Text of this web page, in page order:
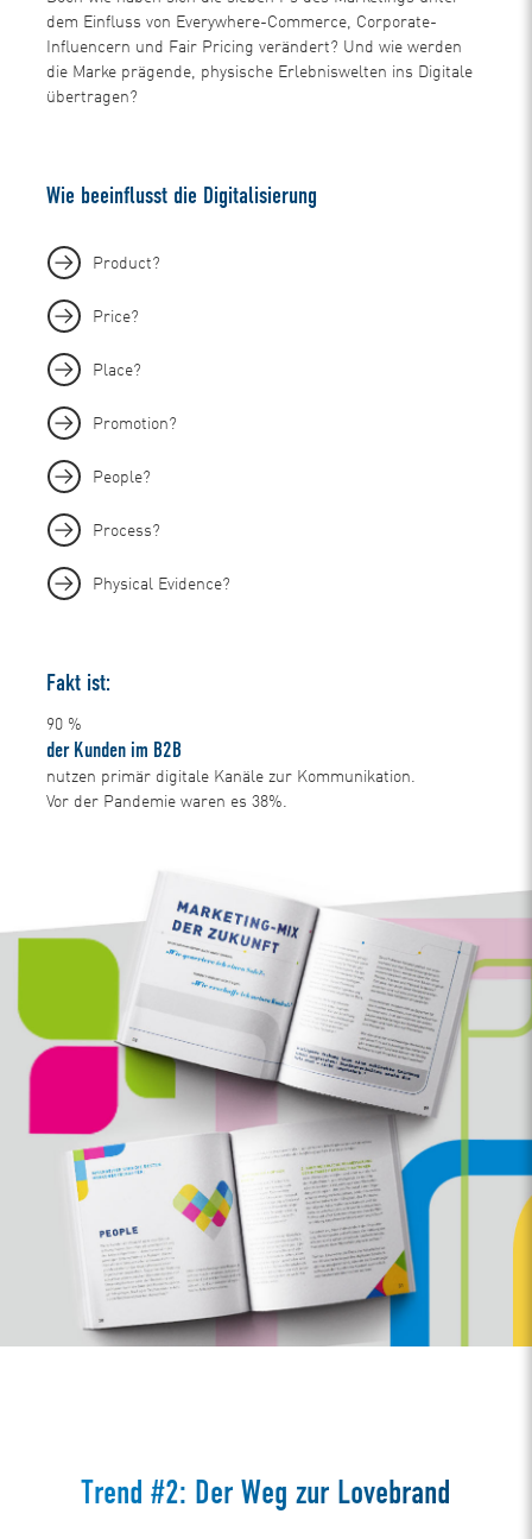
dem Einfluss von Everywhere-Commerce, Corporate-
Influencern und Fair Pricing verändert? Und wie werden
die Marke prägende, physische Erlebniswelten ins Digitale
übertragen?
Wie beeinflusst die Digitalisierung
Product?
Price?
Place?
Promotion?
People?
Process?
Physical Evidence?
Fakt ist:
90 %
der Kunden im B2B
nutzen primär digitale Kanäle zur Kommunikation.
Vor der Pandemie waren es 38%.
Trend #2: Der Weg zur Lovebrand